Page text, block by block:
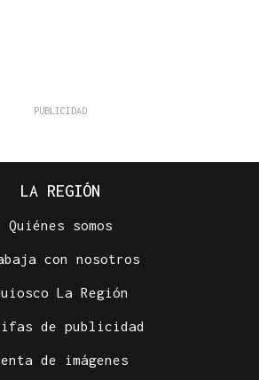
LA REGIÓN
Quiénes somos
con nosotros
La Región
de publicidad
de imágenes